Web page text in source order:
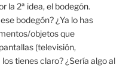
la 2ª idea, el bodegón.
bodegón? ¿Ya lo has
objetos que
(televisión,
tienes claro? ¿Sería algo al